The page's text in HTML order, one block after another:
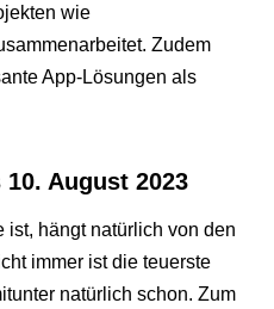
wie
Zudem
App-Lösungen als
August 2023
ist, hängt natürlich von den
immer ist die teuerste
natürlich schon. Zum